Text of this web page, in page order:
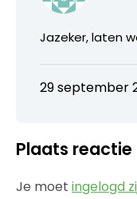
Jazeker, laten
29 september
Plaats reactie
Je moet ingelogd